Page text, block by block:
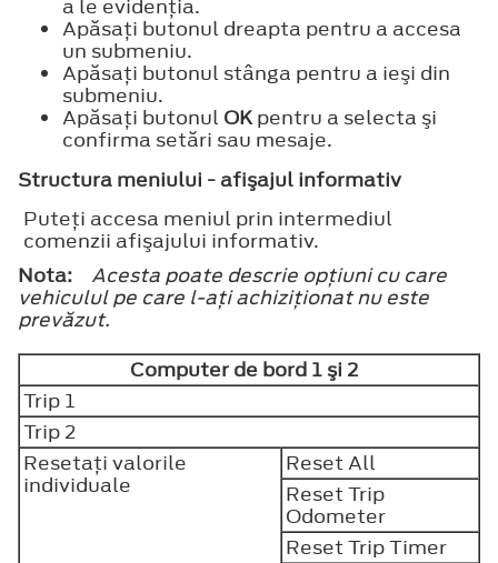
a le evidenţia.
Apăsaţi butonul dreapta pentru a accesa
un submeniu.
Apăsaţi butonul stânga pentru a ieşi din
submeniu.
Apăsaţi butonul OKpentru a selecta şi
confirma setări sau mesaje.
Structura meniului - afişajul informativ
Puteţi accesa meniul prin intermediul
comenzii afişajului informativ.
Nota:
Acesta poate descrie opţiuni cu care
vehiculul pe care l-aţi achiziţionat nu este
prevăzut.
Computer de bord 1 şi 2
Trip 1
Trip 2
Resetaţi valorile
individuale
Reset All
Reset Trip
Odometer
Reset Trip Timer